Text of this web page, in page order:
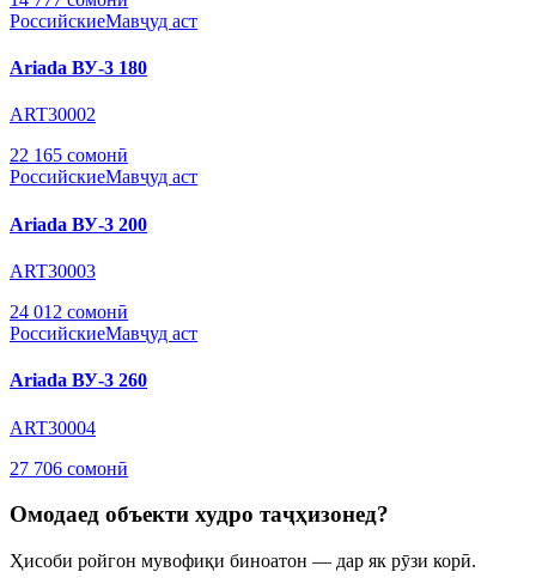
РоссийскиеМавҷуд аст
Ariada ВУ-3 180
ART30002
22 165 сомонӣ
РоссийскиеМавҷуд аст
Ariada ВУ-3 200
ART30003
24 012 сомонӣ
РоссийскиеМавҷуд аст
Ariada ВУ-3 260
ART30004
27 706 сомонӣ
Омодаед объекти худро таҷҳизонед?
Ҳисоби ройгон мувофиқи биноатон — дар як рӯзи корӣ.